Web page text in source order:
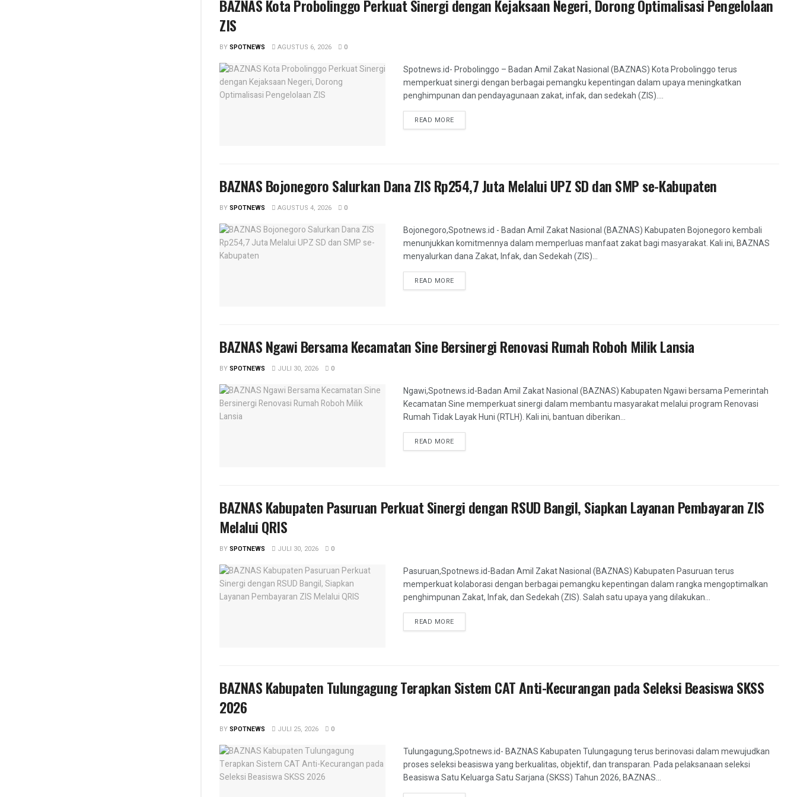
BAZNAS Kota Probolinggo Perkuat Sinergi dengan Kejaksaan Negeri, Dorong Optimalisasi Pengelolaan
ZIS
BYSPOTNEWS AGUSTUS 6, 2026 0
Spotnews.id- Probolinggo – Badan Amil Zakat Nasional (BAZNAS) Kota Probolinggo terus
memperkuat sinergi dengan berbagai pemangku kepentingan dalam upaya meningkatkan
penghimpunan dan pendayagunaan zakat, infak, dan sedekah (ZIS)....
READ MOREDETAILS
BAZNAS Bojonegoro Salurkan Dana ZIS Rp254,7 Juta Melalui UPZ SD dan SMP se-Kabupaten
BYSPOTNEWS AGUSTUS 4, 2026 0
Bojonegoro,Spotnews.id - Badan Amil Zakat Nasional (BAZNAS) Kabupaten Bojonegoro kembali
menunjukkan komitmennya dalam memperluas manfaat zakat bagi masyarakat. Kali ini, BAZNAS
menyalurkan dana Zakat, Infak, dan Sedekah (ZIS)...
READ MOREDETAILS
BAZNAS Ngawi Bersama Kecamatan Sine Bersinergi Renovasi Rumah Roboh Milik Lansia
BYSPOTNEWS JULI 30, 2026 0
Ngawi,Spotnews.id-Badan Amil Zakat Nasional (BAZNAS) Kabupaten Ngawi bersama Pemerintah
Kecamatan Sine memperkuat sinergi dalam membantu masyarakat melalui program Renovasi
Rumah Tidak Layak Huni (RTLH). Kali ini, bantuan diberikan...
READ MOREDETAILS
BAZNAS Kabupaten Pasuruan Perkuat Sinergi dengan RSUD Bangil, Siapkan Layanan Pembayaran ZIS
Melalui QRIS
BYSPOTNEWS JULI 30, 2026 0
Pasuruan,Spotnews.id-Badan Amil Zakat Nasional (BAZNAS) Kabupaten Pasuruan terus
memperkuat kolaborasi dengan berbagai pemangku kepentingan dalam rangka mengoptimalkan
penghimpunan Zakat, Infak, dan Sedekah (ZIS). Salah satu upaya yang dilakukan...
READ MOREDETAILS
BAZNAS Kabupaten Tulungagung Terapkan Sistem CAT Anti-Kecurangan pada Seleksi Beasiswa SKSS
2026
BYSPOTNEWS JULI 25, 2026 0
Tulungagung,Spotnews.id- BAZNAS Kabupaten Tulungagung terus berinovasi dalam mewujudkan
proses seleksi beasiswa yang berkualitas, objektif, dan transparan. Pada pelaksanaan seleksi
Beasiswa Satu Keluarga Satu Sarjana (SKSS) Tahun 2026, BAZNAS...